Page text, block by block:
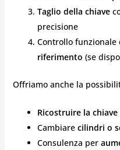
Taglio della chiave
precisione
Controllo funzionale
riferimento (se
Offriamo anche la
Ricostruire la chiave
Cambiare cilindri o
Consulenza per